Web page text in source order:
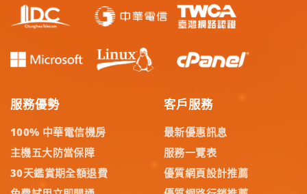
服務優勢
100% 中華電信機房
主機五大防當保障
30天鑑賞期全額退費
客戶服務
最新優惠訊息
服務一覽表
優質網頁設計推薦